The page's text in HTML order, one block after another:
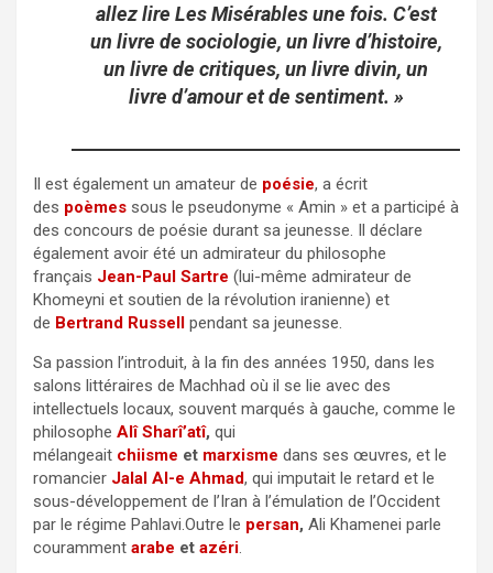
allez lire Les Misérables une fois. C’est
un livre de sociologie, un livre d’histoire,
un livre de critiques, un livre divin, un
livre d’amour et de sentiment. »
Il est également un amateur de poésie, a écrit
des poèmes sous le pseudonyme « Amin » et a participé à
des concours de poésie durant sa jeunesse. Il déclare
également avoir été un admirateur du philosophe
français Jean-Paul Sartre (lui-même admirateur de
Khomeyni et soutien de la révolution iranienne) et
de Bertrand Russell pendant sa jeunesse.
Sa passion l’introduit, à la fin des années 1950, dans les
salons littéraires de Machhad où il se lie avec des
intellectuels locaux, souvent marqués à gauche, comme le
philosophe Alî Sharî’atî, qui
mélangeait chiisme et marxisme dans ses œuvres, et le
romancier Jalal Al-e Ahmad, qui imputait le retard et le
sous-développement de l’Iran à l’émulation de l’Occident
par le régime Pahlavi.Outre le persan, Ali Khamenei parle
couramment arabe et azéri.